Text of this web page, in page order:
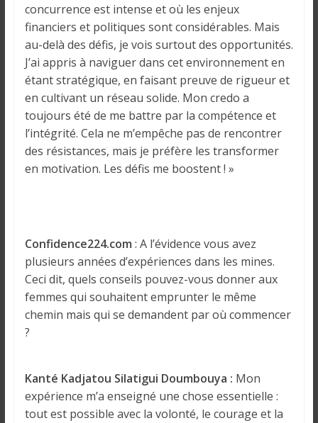
concurrence est intense et où les enjeux
financiers et politiques sont considérables. Mais
au-delà des défis, je vois surtout des opportunités.
J’ai appris à naviguer dans cet environnement en
étant stratégique, en faisant preuve de rigueur et
en cultivant un réseau solide. Mon credo a
toujours été de me battre par la compétence et
l’intégrité. Cela ne m’empêche pas de rencontrer
des résistances, mais je préfère les transformer
en motivation. Les défis me boostent ! »
Confidence224.com : A l’évidence vous avez
plusieurs années d’expériences dans les mines.
Ceci dit, quels conseils pouvez-vous donner aux
femmes qui souhaitent emprunter le même
chemin mais qui se demandent par où commencer
?
Kanté Kadjatou Silatigui Doumbouya : Mon
expérience m’a enseigné une chose essentielle :
tout est possible avec la volonté, le courage et la